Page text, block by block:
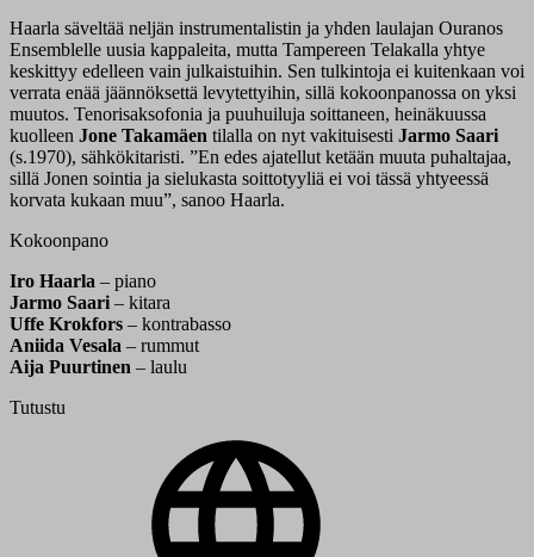
Haarla säveltää neljän instrumentalistin ja yhden laulajan Ouranos
Ensemblelle uusia kappaleita, mutta Tampereen Telakalla yhtye
keskittyy edelleen vain julkaistuihin. Sen tulkintoja ei kuitenkaan voi
verrata enää jäännöksettä levytettyihin, sillä kokoonpanossa on yksi
muutos. Tenorisaksofonia ja puuhuiluja soittaneen, heinäkuussa
kuolleen Jone Takamäen tilalla on nyt vakituisesti Jarmo Saari
(s.1970), sähkökitaristi. ”En edes ajatellut ketään muuta puhaltajaa,
sillä Jonen sointia ja sielukasta soittotyyliä ei voi tässä yhtyeessä
korvata kukaan muu”, sanoo Haarla.
Kokoonpano
Iro Haarla – piano
Jarmo Saari – kitara
Uffe Krokfors – kontrabasso
Aniida Vesala – rummut
Aija Puurtinen – laulu
Tutustu